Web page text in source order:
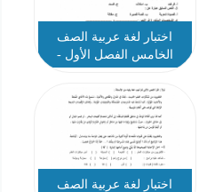
اختبار لغة عربية الصف
الخامس الفصل الأول -
اختبار لغة عربية الصف